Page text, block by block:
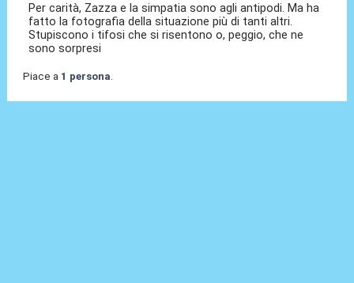
Per carità, Zazza e la simpatia sono agli antipodi. Ma ha
fatto la fotografia della situazione più di tanti altri.
Stupiscono i tifosi che si risentono o, peggio, che ne
sono sorpresi
Piace a 1 persona